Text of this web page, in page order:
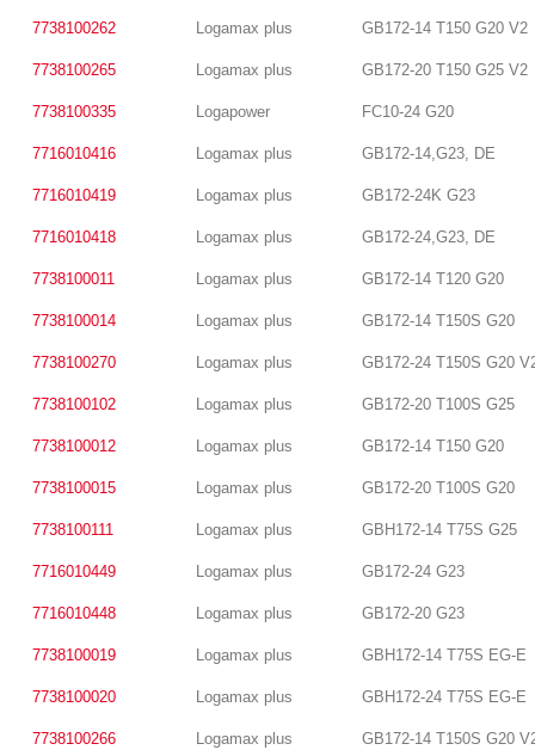
7738100262 Logamax plus GB172-14 T150 G20 V2
7738100265 Logamax plus GB172-20 T150 G25 V2
7738100335 Logapower FC10-24 G20
7716010416 Logamax plus GB172-14,G23, DE
7716010419 Logamax plus GB172-24K G23
7716010418 Logamax plus GB172-24,G23, DE
7738100011 Logamax plus GB172-14 T120 G20
7738100014 Logamax plus GB172-14 T150S G20
7738100270 Logamax plus GB172-24 T150S G20
7738100102 Logamax plus GB172-20 T100S G25
7738100012 Logamax plus GB172-14 T150 G20
7738100015 Logamax plus GB172-20 T100S G20
7738100111 Logamax plus GBH172-14 T75S G25
7716010449 Logamax plus GB172-24 G23
7716010448 Logamax plus GB172-20 G23
7738100019 Logamax plus GBH172-14 T75S EG-E
7738100020 Logamax plus GBH172-24 T75S EG-E
7738100266 Logamax plus GB172-14 T150S G20